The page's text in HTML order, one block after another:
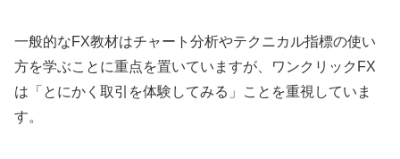
一般的なFX教材はチャート分析やテクニカル指標の使い
方を学ぶことに重点を置いていますが、ワンクリックFX
は「とにかく取引を体験してみる」ことを重視していま
す。